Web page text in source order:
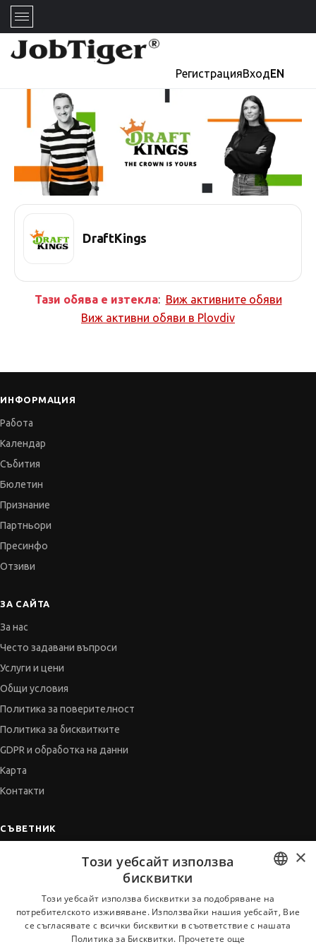
РегистрацияВходEN
DraftKings
Тази обява е изтекла: Виж активните обяви
Виж активни обяви в Plovdiv
ИНФОРМАЦИЯ
Работа
Календар
Събития
Бюлетин
Признание
Партньори
Пресинфо
Отзиви
ЗА САЙТА
За нас
Често задавани въпроси
Услуги и цени
Общи условия
Политика за поверителност
Политика за бисквитките
GDPR и обработка на данни
Карта
Контакти
СЪВЕТНИК
Когато получим оферта
BULGARIAN
ENGLISH
×
Този уебсайт използва
бисквитки
Този уебсайт използва бисквитки за подобряване на
потребителското изживяване. Използвайки нашия уебсайт, Вие
се съгласявате с всички бисквитки в съответствие с нашата
Политика за Бисквитки. Прочетете още